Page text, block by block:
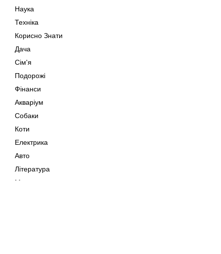
Наука
Техніка
Корисно Знати
Дача
Сім'я
Подорожі
Фінанси
Акваріум
Собаки
Коти
Електрика
Авто
Література
Музика